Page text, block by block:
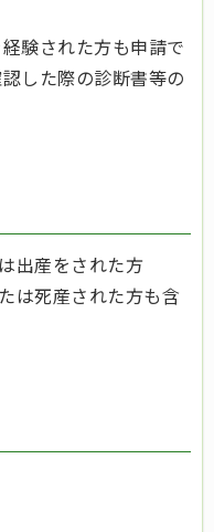
験された方も申請で
した際の診断書等の
出産をされた方
は死産された方も含